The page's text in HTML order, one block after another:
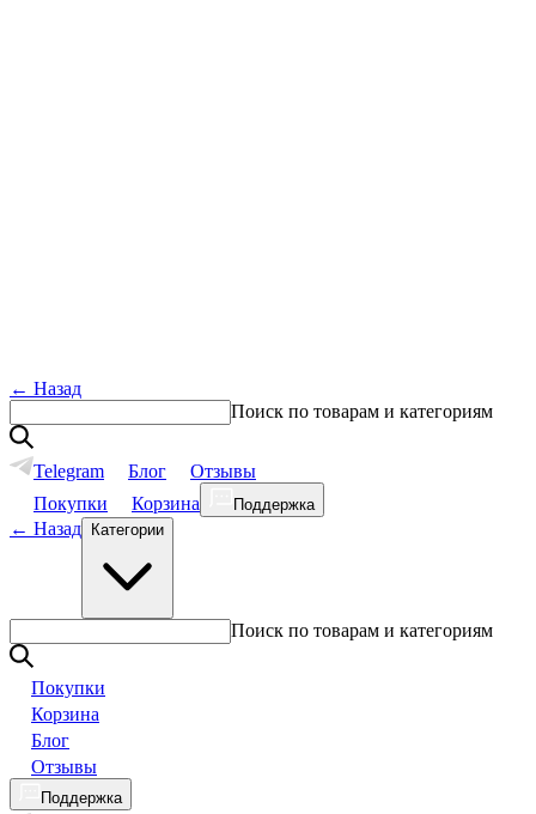
← Назад
Поиск по товарам и категориям
Telegram Блог
Отзывы
Покупки
Корзина Поддержка
← Назад Категории
Поиск по товарам и категориям
Покупки
Корзина
Блог
Отзывы
Поддержка